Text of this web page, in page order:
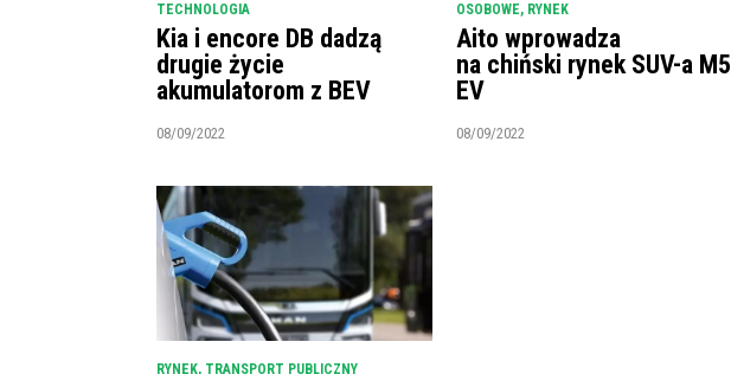
TECHNOLOGIA
Kia i encore DB dadzą
drugie życie
akumulatorom z BEV
08/09/2022
OSOBOWE, RYNEK
Aito wprowadza
na chiński rynek SUV-a M5
EV
08/09/2022
RYNEK, TRANSPORT PUBLICZNY